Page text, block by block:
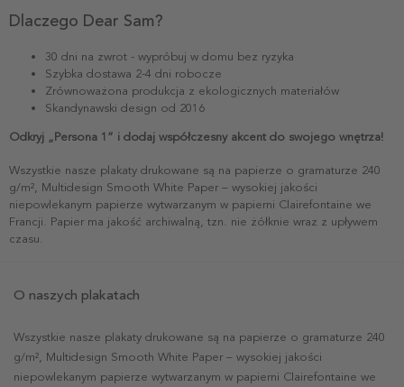
Dlaczego Dear Sam?
30 dni na zwrot - wypróbuj w domu bez ryzyka
Szybka dostawa 2-4 dni robocze
Zrównoważona produkcja z ekologicznych materiałów
Skandynawski design od 2016
Odkryj „Persona 1” i dodaj współczesny akcent do swojego wnętrza!
Wszystkie nasze plakaty drukowane są na papierze o gramaturze 240
g/m², Multidesign Smooth White Paper – wysokiej jakości
niepowlekanym papierze wytwarzanym w papierni Clairefontaine we
Francji. Papier ma jakość archiwalną, tzn. nie żółknie wraz z upływem
czasu.
O naszych plakatach
Wszystkie nasze plakaty drukowane są na papierze o gramaturze 240
g/m², Multidesign Smooth White Paper – wysokiej jakości
niepowlekanym papierze wytwarzanym w papierni Clairefontaine we